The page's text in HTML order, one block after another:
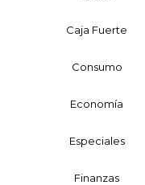
Caja Fuerte
Consumo
Economía
Especiales
Finanzas